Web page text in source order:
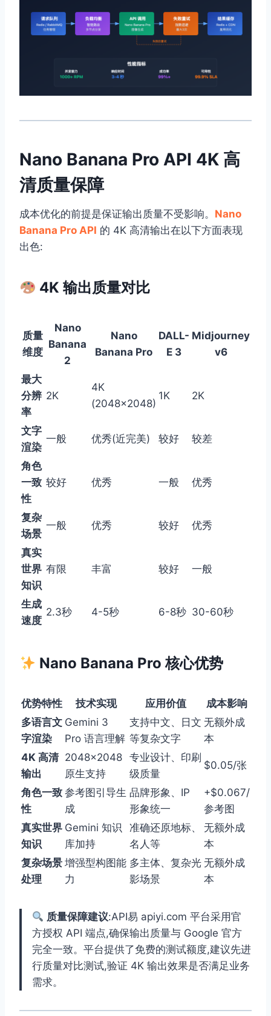
Nano Banana Pro API 4K 高
清质量保障
成本优化的前提是保证输出质量不受影响。 Nano
Banana Pro API 的 4K 高清输出在以下方面表现
出色:
4K 输出质量对比
质量
维度
Nano
Banana
2
Nano
Banana Pro
DALL-
E 3
Midjourney
v6
最大
分辨
率
2K
4K
(2048×2048)
1K 2K
文字
渲染
一般 优秀(近完美) 较好 较差
角色
一致
性
较好 优秀 一般 优秀
复杂
场景
一般 优秀 较好 优秀
真实
世界
知识
有限 丰富 较好 一般
生成
速度
2.3秒 4-5秒 6-8秒 30-60秒
Nano Banana Pro 核心优势
优势特性 技术实现 应用价值
成本影响
多语言文
字渲染
Gemini 3
Pro 语言理解
支持中文、日文
等复杂文字
无额外成
本
4K 高清
输出
2048×2048
原生支持
专业设计、印刷
级质量
$0.05/张
角色一致
性
参考图引导生
成
品牌形象、IP
形象统一
+$0.067/
参考图
真实世界
知识
Gemini 知识
库加持
准确还原地标、
名人等
无额外成
本
复杂场景
处理
增强型构图能
力
多主体、复杂光
影场景
无额外成
本
质量保障建议:API易 apiyi.com 平台采用官
方授权 API 端点,确保输出质量与 Google 官方
完全一致。平台提供了免费的测试额度,建议先进
行质量对比测试,验证 4K 输出效果是否满足业务
需求。